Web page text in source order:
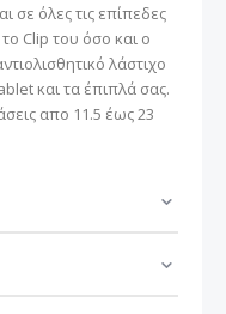
σε όλες τις επίπεδες
Clip του όσο και ο
λάστιχο
και τα έπιπλά σας.
απο 11.5 έως 23